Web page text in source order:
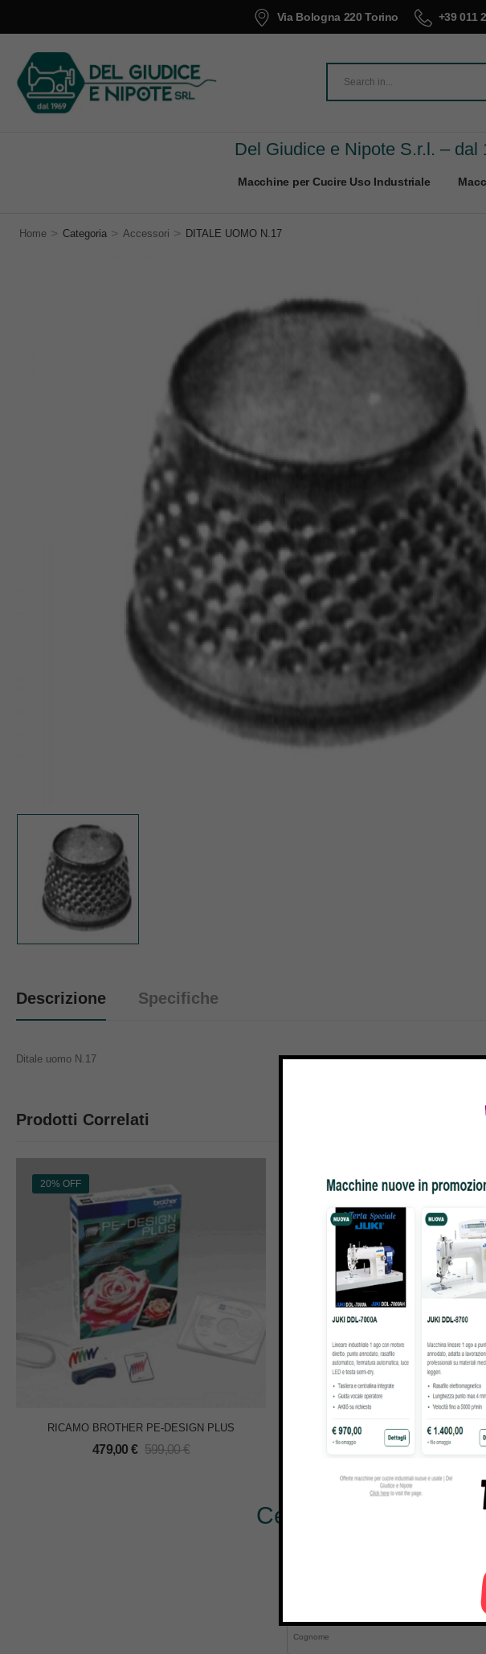
Via Bologna 220 Torino +39 011
Del Giudice e Nipote S.r.l. –
Macchine per Cucire Uso Industriale
Home > Categoria > Accessori > DITALE UOMO N.17
Descrizione Specifiche
Ditale uomo N.17
Prodotti Correlati
20% OFF
RICAMO BROTHER PE-DESIGN PLUS
479,00 € 599,00€
47% OFF
MACCHINA PER CUCIRE BROTHER
1500S
Cerchi altre